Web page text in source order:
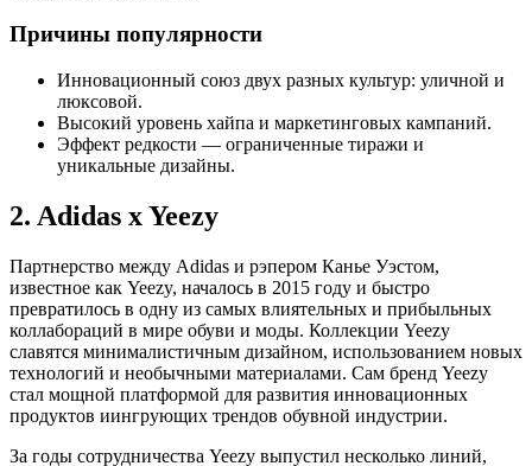
Причины популярности
Инновационный союз двух разных культур: уличной и
люксовой.
Высокий уровень хайпа и маркетинговых кампаний.
Эффект редкости — ограниченные тиражи и
уникальные дизайны.
2. Adidas x Yeezy
Партнерство между Adidas и рэпером Канье Уэстом,
известное как Yeezy, началось в 2015 году и быстро
превратилось в одну из самых влиятельных и прибыльных
коллабораций в мире обуви и моды. Коллекции Yeezy
славятся минималистичным дизайном, использованием новых
технологий и необычными материалами. Сам бренд Yeezy
стал мощной платформой для развития инновационных
продуктов иингрующих трендов обувной индустрии.
За годы сотрудничества Yeezy выпустил несколько линий,